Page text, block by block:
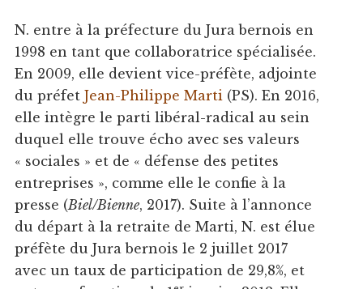
N. entre à la préfecture du Jura bernois en
1998 en tant que collaboratrice spécialisée.
En 2009, elle devient vice-préfète, adjointe
du préfet Jean-Philippe Marti(PS). En 2016,
elle intègre le parti libéral-radical au sein
duquel elle trouve écho avec ses valeurs
« sociales » et de « défense des petites
entreprises », comme elle le confie à la
presse (Biel/Bienne, 2017). Suite à l’annonce
du départ à la retraite de Marti, N. est élue
préfète du Jura bernois le 2 juillet 2017
avec un taux de participation de 29,8%, et